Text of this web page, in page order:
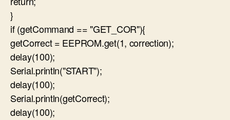
}
if (getCommand == "GET_COR"){
getCorrect = EEPROM.get(1, correction);
delay(100);
Serial.println("START");
delay(100);
Serial.println(getCorrect);
delay(100);